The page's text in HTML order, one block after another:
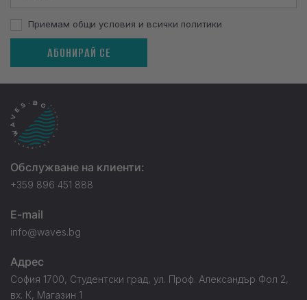
Приемам общи условия и всички политики
АБОНИРАЙ СЕ
Обслужване на клиенти:
+359 896 451 888
E-mail
info@waves.bg
Адрес
София 1700, Студентски град, ул. Проф. Александър Фол 2,
вх. К, Магазин 1